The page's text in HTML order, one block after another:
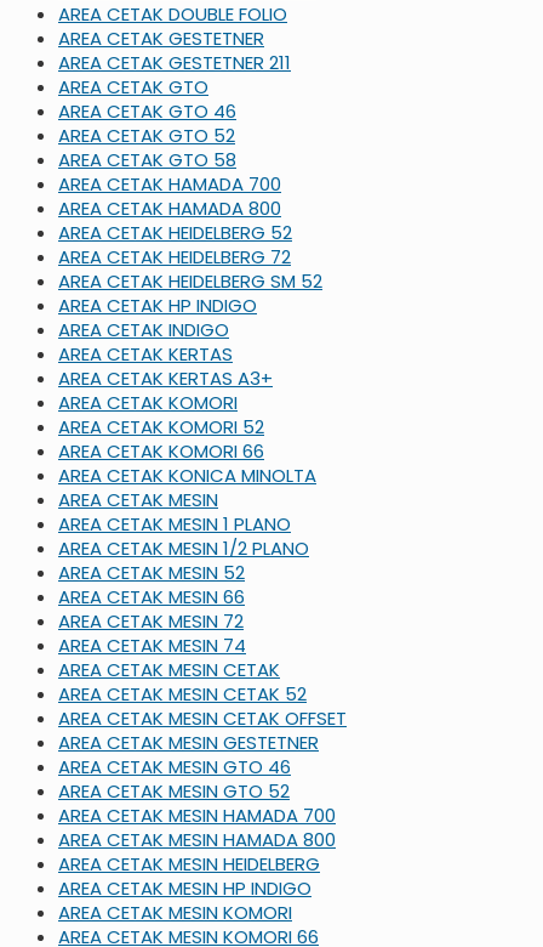
AREA CETAK DOUBLE FOLIO
AREA CETAK GESTETNER
AREA CETAK GESTETNER 211
AREA CETAK GTO
AREA CETAK GTO 46
AREA CETAK GTO 52
AREA CETAK GTO 58
AREA CETAK HAMADA 700
AREA CETAK HAMADA 800
AREA CETAK HEIDELBERG 52
AREA CETAK HEIDELBERG 72
AREA CETAK HEIDELBERG SM 52
AREA CETAK HP INDIGO
AREA CETAK INDIGO
AREA CETAK KERTAS
AREA CETAK KERTAS A3+
AREA CETAK KOMORI
AREA CETAK KOMORI 52
AREA CETAK KOMORI 66
AREA CETAK KONICA MINOLTA
AREA CETAK MESIN
AREA CETAK MESIN 1 PLANO
AREA CETAK MESIN 1/2 PLANO
AREA CETAK MESIN 52
AREA CETAK MESIN 66
AREA CETAK MESIN 72
AREA CETAK MESIN 74
AREA CETAK MESIN CETAK
AREA CETAK MESIN CETAK 52
AREA CETAK MESIN CETAK OFFSET
AREA CETAK MESIN GESTETNER
AREA CETAK MESIN GTO 46
AREA CETAK MESIN GTO 52
AREA CETAK MESIN HAMADA 700
AREA CETAK MESIN HAMADA 800
AREA CETAK MESIN HEIDELBERG
AREA CETAK MESIN HP INDIGO
AREA CETAK MESIN KOMORI
AREA CETAK MESIN KOMORI 66